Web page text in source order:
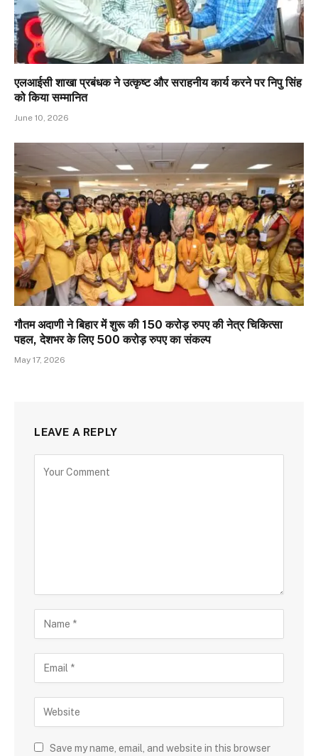
एलआईसी शाखा प्रबंधक ने उत्कृष्ट और सराहनीय कार्य करने पर निपु सिंह
को किया सम्मानित
June 10, 2026
गौतम अदाणी ने बिहार में शुरू की 150 करोड़ रुपए की नेत्र चिकित्सा
पहल, देशभर के लिए 500 करोड़ रुपए का संकल्प
May 17, 2026
LEAVE A REPLY
Save my name, email, and website in this browser